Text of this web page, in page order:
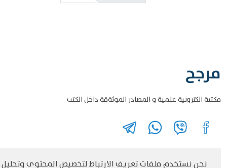
مرجح
مكتبة الكترونية علمية و المصادر الموثةقة داخل الكتب
حقوق الطبع والنشر مرجح جميع الحقوق محفوظةسياسة و الخصوصية
نحن نستخدم ملفات تعريف الارتباط لتخصيص المحتوى وتحليل